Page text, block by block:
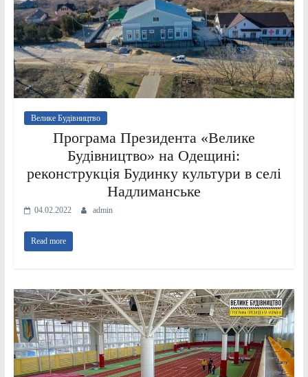
Велике Будівництво
Програма Президента «Велике
Будівництво» на Одещині:
реконструкція Будинку культури в селі
Надлиманське
04.02.2022 admin
Read more